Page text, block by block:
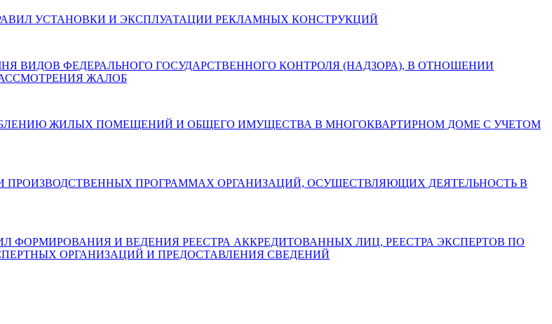
ПРАВИЛ УСТАНОВКИ И ЭКСПЛУАТАЦИИ РЕКЛАМНЫХ КОНСТРУКЦИЙ
ВИДОВ ФЕДЕРАЛЬНОГО ГОСУДАРСТВЕННОГО КОНТРОЛЯ (НАДЗОРА), В ОТНОШЕНИИ
ЖАЛОБ
ЖИЛЫХ ПОМЕЩЕНИЙ И ОБЩЕГО ИМУЩЕСТВА В МНОГОКВАРТИРНОМ ДОМЕ С УЧЕТОМ
И ПРОИЗВОДСТВЕННЫХ ПРОГРАММАХ ОРГАНИЗАЦИЙ, ОСУЩЕСТВЛЯЮЩИХ ДЕЯТЕЛЬНОСТЬ В
ФОРМИРОВАНИЯ И ВЕДЕНИЯ РЕЕСТРА АККРЕДИТОВАННЫХ ЛИЦ, РЕЕСТРА ЭКСПЕРТОВ ПО
ОРГАНИЗАЦИЙ И ПРЕДОСТАВЛЕНИЯ СВЕДЕНИЙ